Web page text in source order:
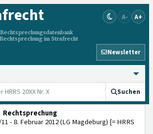
im Strafrecht
A- A+
Newsletter
Suchen
Rechtsprechung
- 8. Februar 2012 (LG Magdeburg) [= HRRS